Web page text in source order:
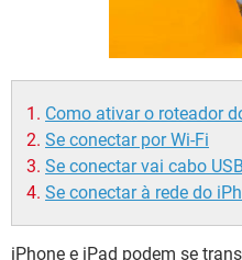
Como ativar o roteador
Se conectar por Wi-Fi
Se conectar vai cabo USB
Se conectar à rede do
iPhone e iPad podem se